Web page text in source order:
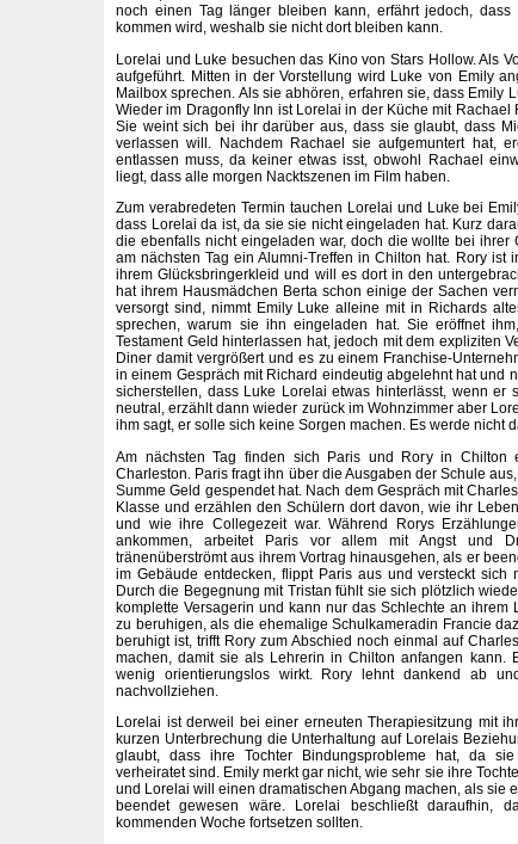
noch einen Tag länger bleiben kann, erfährt jedoch, dass
kommen wird, weshalb sie nicht dort bleiben kann.
Lorelai und Luke besuchen das Kino von Stars Hollow. Als
aufgeführt. Mitten in der Vorstellung wird Luke von Emily
Mailbox sprechen. Als sie abhören, erfahren sie, dass Emily
Wieder im Dragonfly Inn ist Lorelai in der Küche mit Rachael
Sie weint sich bei ihr darüber aus, dass sie glaubt, dass
verlassen will. Nachdem Rachael sie aufgemuntert hat,
entlassen muss, da keiner etwas isst, obwohl Rachael
liegt, dass alle morgen Nacktszenen im Film haben.
Zum verabredeten Termin tauchen Lorelai und Luke bei
dass Lorelai da ist, da sie sie nicht eingeladen hat. Kurz
die ebenfalls nicht eingeladen war, doch die wollte bei ihrer
am nächsten Tag ein Alumni-Treffen in Chilton hat. Rory ist
ihrem Glücksbringerkleid und will es dort in den
hat ihrem Hausmädchen Berta schon einige der Sachen
versorgt sind, nimmt Emily Luke alleine mit in Richards
sprechen, warum sie ihn eingeladen hat. Sie eröffnet
Testament Geld hinterlassen hat, jedoch mit dem expliziten
Diner damit vergrößert und es zu einem Franchise-
in einem Gespräch mit Richard eindeutig abgelehnt hat und
sicherstellen, dass Luke Lorelai etwas hinterlässt, wenn er
neutral, erzählt dann wieder zurück im Wohnzimmer aber
ihm sagt, er solle sich keine Sorgen machen. Es werde nicht
Am nächsten Tag finden sich Paris und Rory in Chilton
Charleston. Paris fragt ihn über die Ausgaben der Schule
Summe Geld gespendet hat. Nach dem Gespräch mit
Klasse und erzählen den Schülern dort davon, wie ihr
und wie ihre Collegezeit war. Während Rorys
ankommen, arbeitet Paris vor allem mit Angst und
tränenüberströmt aus ihrem Vortrag hinausgehen, als er
im Gebäude entdecken, flippt Paris aus und versteckt sich
Durch die Begegnung mit Tristan fühlt sie sich plötzlich
komplette Versagerin und kann nur das Schlechte an ihrem
zu beruhigen, als die ehemalige Schulkameradin Francie
beruhigt ist, trifft Rory zum Abschied noch einmal auf
machen, damit sie als Lehrerin in Chilton anfangen kann.
wenig orientierungslos wirkt. Rory lehnt dankend ab
nachvollziehen.
Lorelai ist derweil bei einer erneuten Therapiesitzung mit
kurzen Unterbrechung die Unterhaltung auf Lorelais
glaubt, dass ihre Tochter Bindungsprobleme hat, da
verheiratet sind. Emily merkt gar nicht, wie sehr sie ihre
und Lorelai will einen dramatischen Abgang machen, als sie
beendet gewesen wäre. Lorelai beschließt daraufhin,
kommenden Woche fortsetzen sollten.